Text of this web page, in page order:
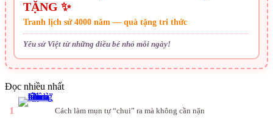
TẶNG ✨
Tranh lịch sử 4000 năm — quà tặng tri thức
Yêu sử Việt từ những điều bé nhỏ mỗi ngày!
Đọc nhiều nhất
1 Cách làm mụn tự “chui” ra mà không cần nặn